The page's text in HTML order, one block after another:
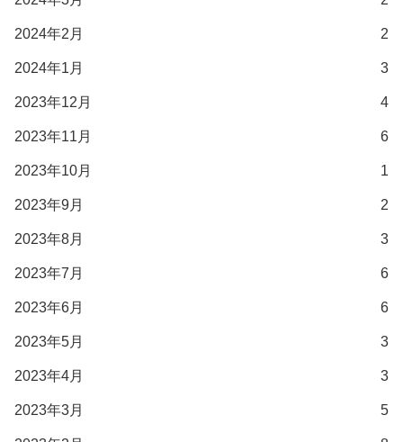
2024年2月 2
2024年1月 3
2023年12月 4
2023年11月 6
2023年10月 1
2023年9月 2
2023年8月 3
2023年7月 6
2023年6月 6
2023年5月 3
2023年4月 3
2023年3月 5